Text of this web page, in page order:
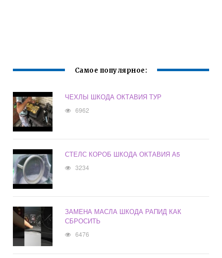
Самое популярное:
ЧЕХЛЫ ШКОДА ОКТАВИЯ ТУР
6962
СТЕЛС КОРОБ ШКОДА ОКТАВИЯ А5
3234
ЗАМЕНА МАСЛА ШКОДА РАПИД КАК
СБРОСИТЬ
6476